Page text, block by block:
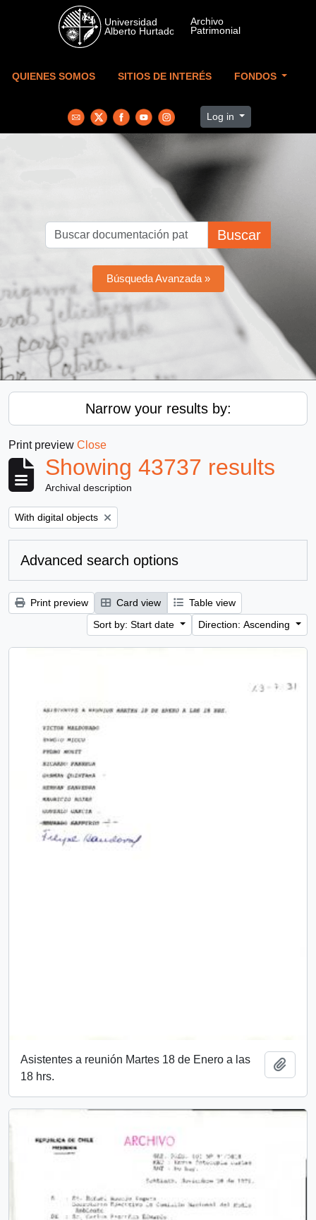
Skip to main content
QUIENES SOMOS SITIOS DE INTERÉS FONDOS
Log in
Buscar
Búsqueda Avanzada »
Narrow your results by:
Print preview Close
Showing 43737 results
Archival description
Remove filter:
With digital objects
Advanced search options
Print preview Card view
Table view
Sort by: Start date
Direction: Ascending
Asistentes a reunión Martes 18 de Enero a las
18 hrs.